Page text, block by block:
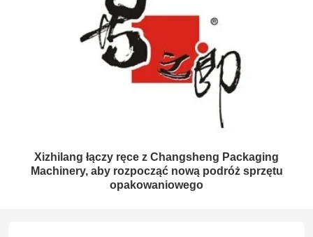
Xizhilang łączy ręce z Changsheng Packaging
Machinery, aby rozpocząć nową podróż sprzętu
opakowaniowego